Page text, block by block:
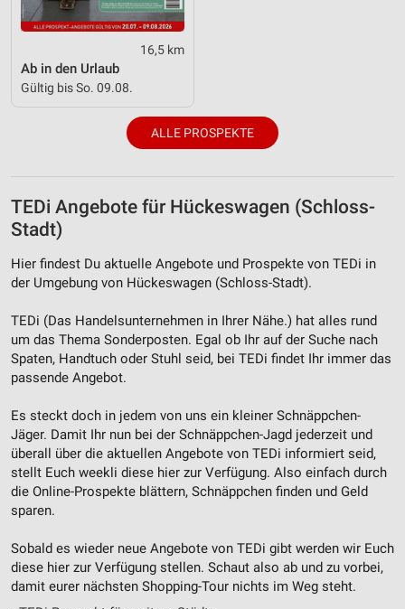
16,5 km
Ab in den Urlaub
Gültig bis So. 09.08.
ALLE PROSPEKTE
TEDi Angebote für Hückeswagen (Schloss-
Stadt)
Hier findest Du aktuelle Angebote und Prospekte von TEDi in
der Umgebung von Hückeswagen (Schloss-Stadt).
TEDi (Das Handelsunternehmen in Ihrer Nähe.) hat alles rund
um das Thema Sonderposten. Egal ob Ihr auf der Suche nach
Spaten, Handtuch oder Stuhl seid, bei TEDi findet Ihr immer das
passende Angebot.
Es steckt doch in jedem von uns ein kleiner Schnäppchen-
Jäger. Damit Ihr nun bei der Schnäppchen-Jagd jederzeit und
überall über die aktuellen Angebote von TEDi informiert seid,
stellt Euch weekli diese hier zur Verfügung. Also einfach durch
die Online-Prospekte blättern, Schnäppchen finden und Geld
sparen.
Sobald es wieder neue Angebote von TEDi gibt werden wir Euch
diese hier zur Verfügung stellen. Schaut also ab und zu vorbei,
damit eurer nächsten Shopping-Tour nichts im Weg steht.
Verwendung reduzierter Daten zur Auswahl von
Inhalten
Verwendung genauer Standortdaten
Geräte anhand von aktiv angeforderten
Informationen identifizieren
Performance
Funktional